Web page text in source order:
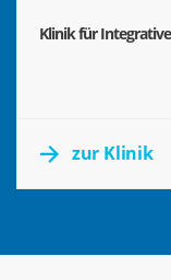
Klinik für
zur Klinik